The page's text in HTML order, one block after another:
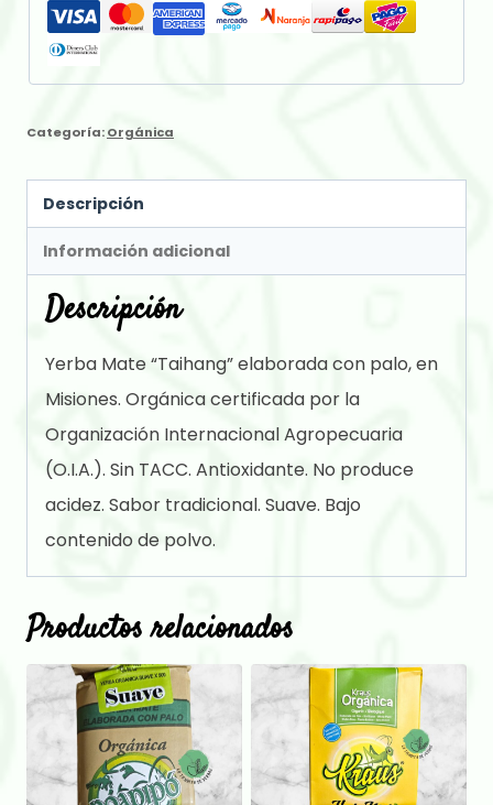
cantidad
Categoría:Orgánica
Descripción
Información adicional
Descripción
Yerba Mate “Taihang” elaborada con palo, en
Misiones. Orgánica certificada por la
Organización Internacional Agropecuaria
(O.I.A.). Sin TACC. Antioxidante. No produce
acidez. Sabor tradicional. Suave. Bajo
contenido de polvo.
Productos relacionados